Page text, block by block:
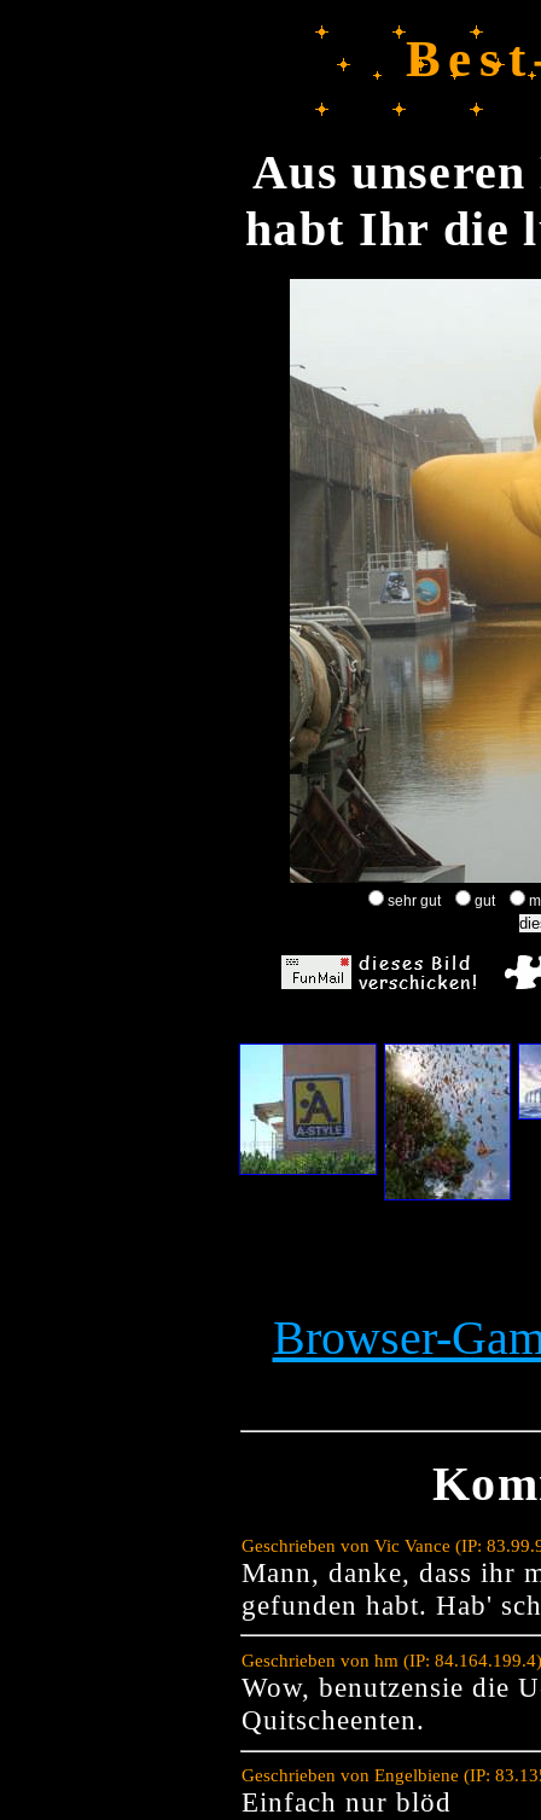
Aus
habt Ihr die
sehr gut gut
Browser-
Geschrieben von Vic Vance (IP:
Mann, danke, dass ihr
gefunden habt. Hab'
Geschrieben von hm (IP:
Wow, benutzensie die
Quitscheenten.
Geschrieben von Engelbiene (IP:
Einfach nur blöd